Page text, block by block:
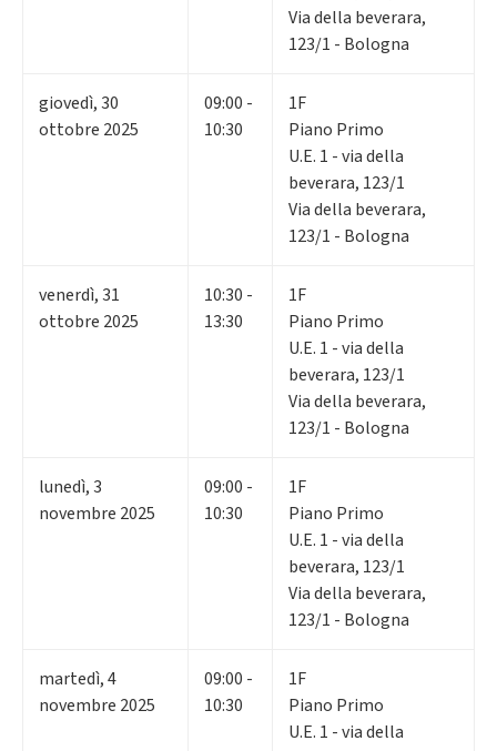
Via della beverara,
123/1 - Bologna
giovedì,30
ottobre 2025
09:00 -
10:30
1F
Piano Primo
U.E. 1 - via della
beverara, 123/1
Via della beverara,
123/1 - Bologna
venerdì,31
ottobre 2025
10:30 -
13:30
1F
Piano Primo
U.E. 1 - via della
beverara, 123/1
Via della beverara,
123/1 - Bologna
lunedì,3
novembre 2025
09:00 -
10:30
1F
Piano Primo
U.E. 1 - via della
beverara, 123/1
Via della beverara,
123/1 - Bologna
martedì,4
novembre 2025
09:00 -
10:30
1F
Piano Primo
U.E. 1 - via della